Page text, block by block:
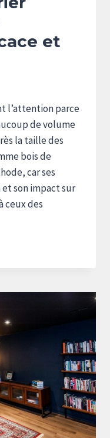
et
l’attention parce
de volume
la taille des
bois de
car ses
son impact sur
ceux des